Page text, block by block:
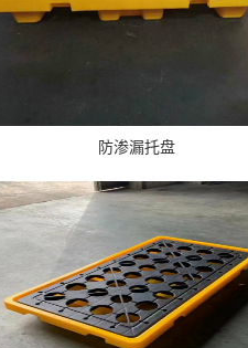
防渗漏托盘